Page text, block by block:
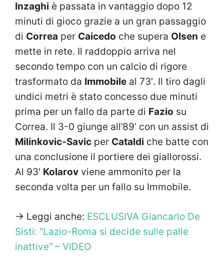
Inzaghi è passata in vantaggio dopo 12
minuti di gioco grazie a un gran passaggio
di Correa per Caicedo che supera Olsen e
mette in rete. Il raddoppio arriva nel
secondo tempo con un calcio di rigore
trasformato da Immobile al 73′. Il tiro dagli
undici metri è stato concesso due minuti
prima per un fallo da parte di Fazio su
Correa. Il 3-0 giunge all’89’ con un assist di
Milinkovic-Savic per Cataldi che batte con
una conclusione il portiere dei giallorossi.
Al 93′ Kolarov viene ammonito per la
seconda volta per un fallo su Immobile.
-> Leggi anche: ESCLUSIVA Giancarlo De
Sisti: “Lazio-Roma si decide sulle palle
inattive” – VIDEO